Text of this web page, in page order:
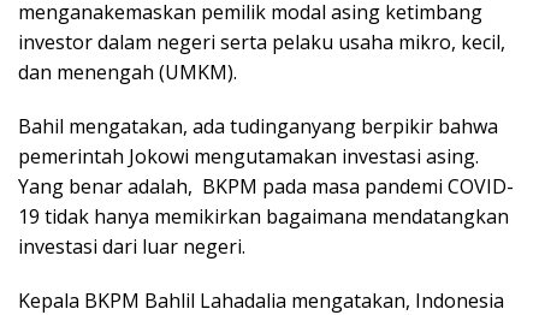
menganakemaskan pemilik modal asing ketimbang
investor dalam negeri serta pelaku usaha mikro, kecil,
dan menengah (UMKM).
Bahil mengatakan, ada tudinganyang berpikir bahwa
pemerintah Jokowi mengutamakan investasi asing.
Yang benar adalah, BKPM pada masa pandemi COVID-
19 tidak hanya memikirkan bagaimana mendatangkan
investasi dari luar negeri.
Kepala BKPM Bahlil Lahadalia mengatakan, Indonesia